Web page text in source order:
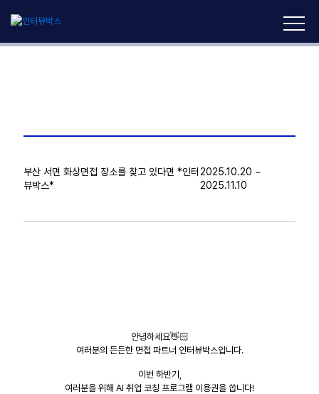
부산 서면 화상면접 장소를 찾고 있다면 *인터
뷰박스*
2025.10.20 ~
2025.11.10
안녕하세요👋🏻
여러분의 든든한 면접 파트너 인터뷰박스입니다.
이번 하반기,
여러분을 위해 AI 취업 코칭 프로그램 이용권을 쏩니다!